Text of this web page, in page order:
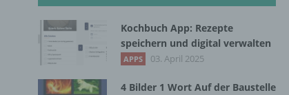
Kochbuch App: Rezepte
speichern und digital verwalten
APPS 03. April 2025
4 Bilder 1 Wort Auf der Baustelle